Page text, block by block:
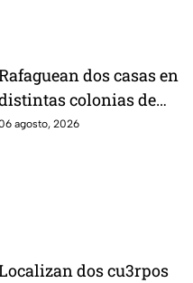
dos casas en
colonias de
esto fue lo que
agosto, 2026
dos cu3rpos